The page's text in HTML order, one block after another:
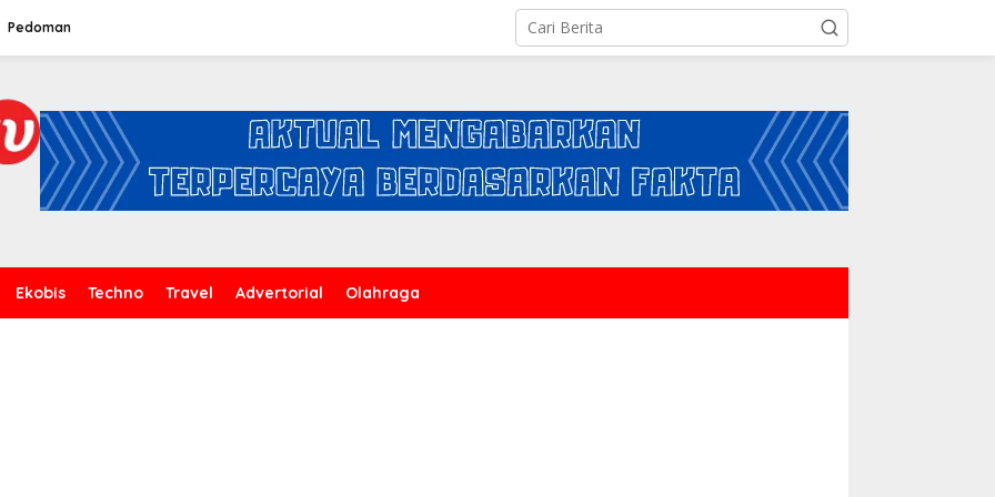
Pedoman
Ekobis Techno Travel Advertorial Olahraga